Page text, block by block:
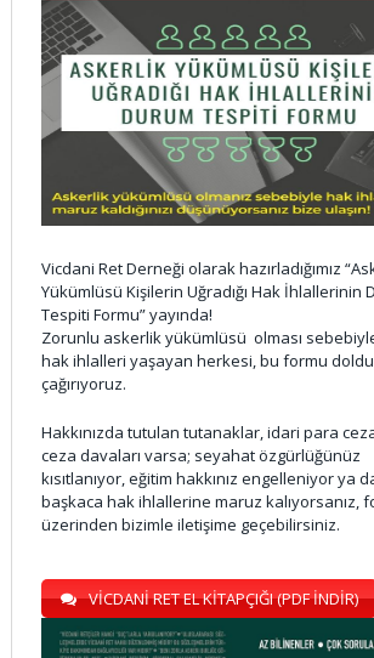
Vicdani Ret Derneği olarak hazırladığımız
Yükümlüsü Kişilerin Uğradığı Hak İhlallerinin
Tespiti Formu” yayında!
Zorunlu askerlik yükümlüsü olması
hak ihlalleri yaşayan herkesi, bu formu
çağırıyoruz.
Hakkınızda tutulan tutanaklar, idari para
ceza davaları varsa; seyahat özgürlüğünüz
kısıtlanıyor, eğitim hakkınız engelleniyor ya
başkaca hak ihlallerine maruz kalıyorsanız,
üzerinden bizimle iletişime geçebilirsiniz.
VİCDANİ RET EL KİTAPÇIĞI (PDF İNDİR)